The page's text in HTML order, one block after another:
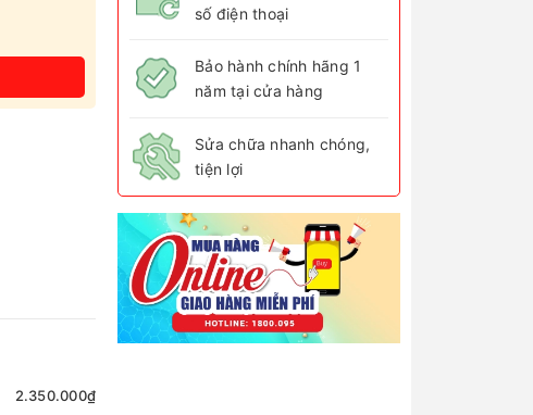
2.350.000₫
số điện thoại
Bảo hành chính hãng 1
năm tại cửa hàng
Sửa chữa nhanh chóng,
tiện lợi